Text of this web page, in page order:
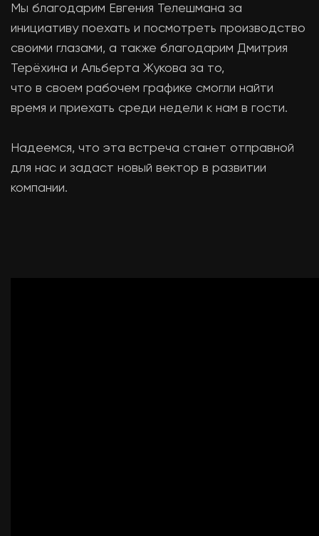
Мы благодарим Евгения Телешмана за
инициативу поехать и посмотреть производство
своими глазами, а также благодарим Дмитрия
Терёхина и Альберта Жукова за то,
что в своем рабочем графике смогли найти
время и приехать среди недели к нам в гости.
Надеемся, что эта встреча станет отправной
для нас и задаст новый вектор в развитии
компании.